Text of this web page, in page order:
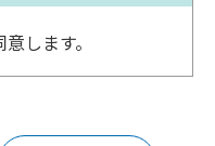
します。